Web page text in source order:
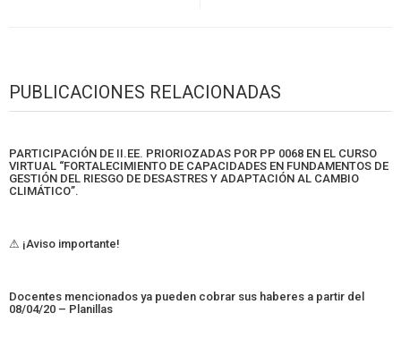
PUBLICACIONES RELACIONADAS
PARTICIPACIÓN DE II.EE. PRIORIOZADAS POR PP 0068 EN EL CURSO
VIRTUAL “FORTALECIMIENTO DE CAPACIDADES EN FUNDAMENTOS DE
GESTIÓN DEL RIESGO DE DESASTRES Y ADAPTACIÓN AL CAMBIO
CLIMÁTICO”.
⚠ ¡Aviso importante!
Docentes mencionados ya pueden cobrar sus haberes a partir del
08/04/20 – Planillas